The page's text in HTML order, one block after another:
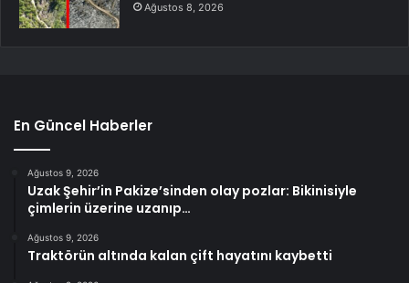
Ağustos 8, 2026
En Güncel Haberler
Ağustos 9, 2026
Uzak Şehir’in Pakize’sinden olay pozlar: Bikinisiyle
çimlerin üzerine uzanıp…
Ağustos 9, 2026
Traktörün altında kalan çift hayatını kaybetti